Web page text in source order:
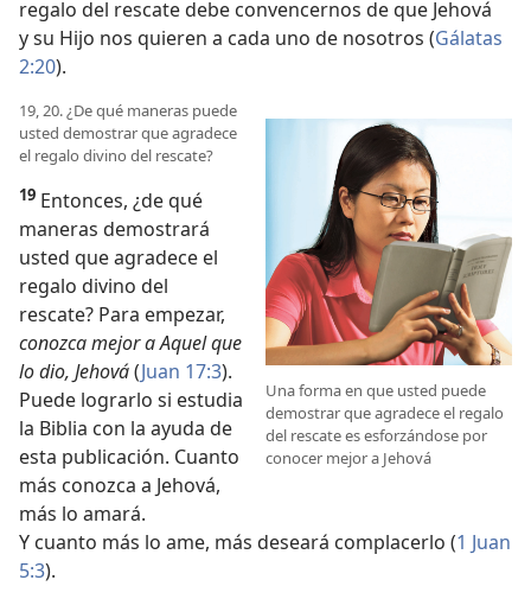
regalo del rescate debe convencernos de que Jehová
y su Hijo nos quieren a cada uno de nosotros (Gálatas
2:20).
Una forma en que usted puede
demostrar que agradece el regalo
del rescate es esforzándose por
conocer mejor a Jehová
19, 20. ¿De qué maneras puede
usted demostrar que agradece
el regalo divino del rescate?
19 Entonces, ¿de qué
maneras demostrará
usted que agradece el
regalo divino del
rescate? Para empezar,
conozca mejor a Aquel que
lo dio, Jehová(Juan 17:3).
Puede lograrlo si estudia
la Biblia con la ayuda de
esta publicación. Cuanto
más conozca a Jehová,
más lo amará.
Y cuanto más lo ame, más deseará complacerlo (1 Juan
5:3).